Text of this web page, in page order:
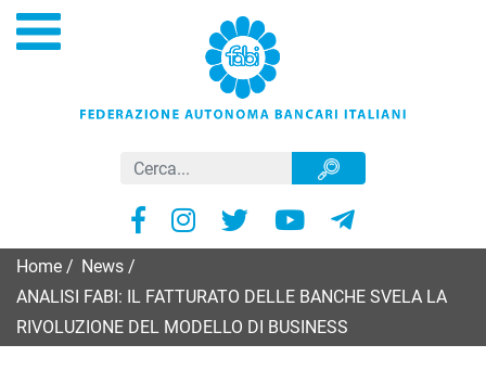
Home News
ANALISI FABI: IL FATTURATO DELLE BANCHE SVELA LA
RIVOLUZIONE DEL MODELLO DI BUSINESS